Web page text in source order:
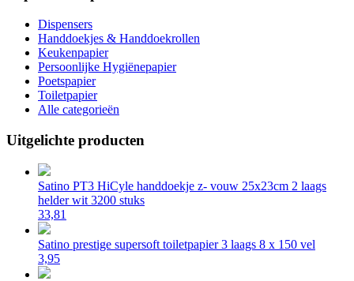
Dispensers
Handdoekjes & Handdoekrollen
Keukenpapier
Persoonlijke Hygiënepapier
Poetspapier
Toiletpapier
Alle categorieën
Uitgelichte producten
Satino PT3 HiCyle handdoekje z- vouw 25x23cm 2 laags
helder wit 3200 stuks
33,81
Satino prestige supersoft toiletpapier 3 laags 8 x 150 vel
3,95